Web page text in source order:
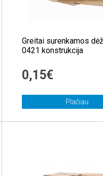
Greitai surenkamos
0421 konstrukcija
0,15€
Plačiau